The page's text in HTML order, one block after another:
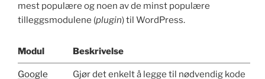
mest populære og noen av de minst populære
tilleggsmodulene (plugin) til WordPress.
Modul Beskrivelse
Google
Gjør det enkelt å legge til nødvendig kode